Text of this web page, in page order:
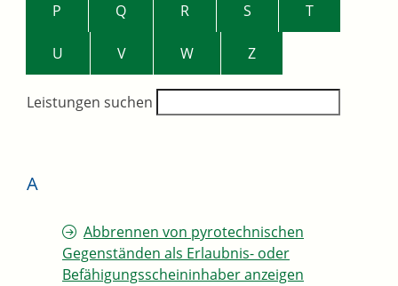
P Q R S T
U V W Z
Leistungen suchen
A
Abbrennen von pyrotechnischen
Gegenständen als Erlaubnis- oder
Befähigungsscheininhaber anzeigen